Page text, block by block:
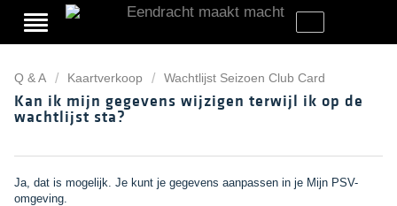
Q & A Kaartverkoop Wachtlijst Seizoen Club Card
Kan ik mijn gegevens wijzigen terwijl ik op de
wachtlijst sta?
Ja, dat is mogelijk. Je kunt je gegevens aanpassen in je Mijn PSV-
omgeving.